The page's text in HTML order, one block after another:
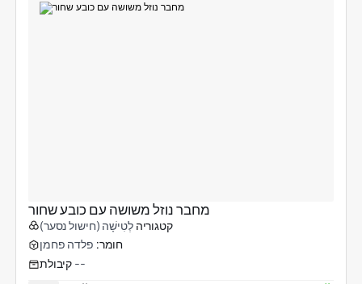
מחבר נוזל משושה עם כובע שחור
קטגוריה לְטִישָׁה (חישול נסער)
חומר: פלדה פחמן
קיבולת --